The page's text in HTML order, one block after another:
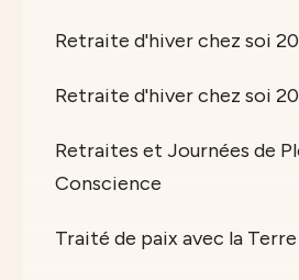
Retraite d'hiver chez soi
Retraite d'hiver chez soi
Retraites et Journées de
Conscience
Traité de paix avec la Terre